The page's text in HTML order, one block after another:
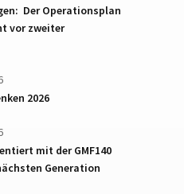
Der Operationsplan
vor zweiter
2026
mit der GMF140
Generation